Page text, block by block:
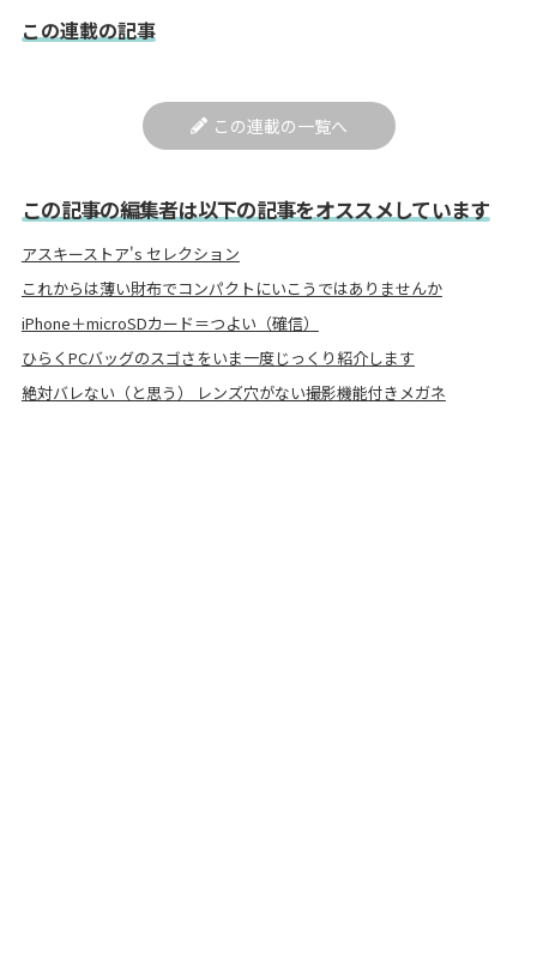
この連載の記事
この連載の一覧へ
この記事の編集者は以下の記事をオススメしています
アスキーストア's セレクション
これからは薄い財布でコンパクトにいこうではありませんか
iPhone＋microSDカード＝つよい（確信）
ひらくPCバッグのスゴさをいま一度じっくり紹介します
絶対バレない（と思う） レンズ穴がない撮影機能付きメガネ